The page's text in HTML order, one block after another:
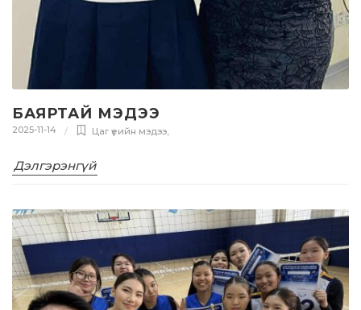
БАЯРТАЙ МЭДЭЭ
2025-11-14 Цаг үеийн мэдээ
Дэлгэрэнгүй